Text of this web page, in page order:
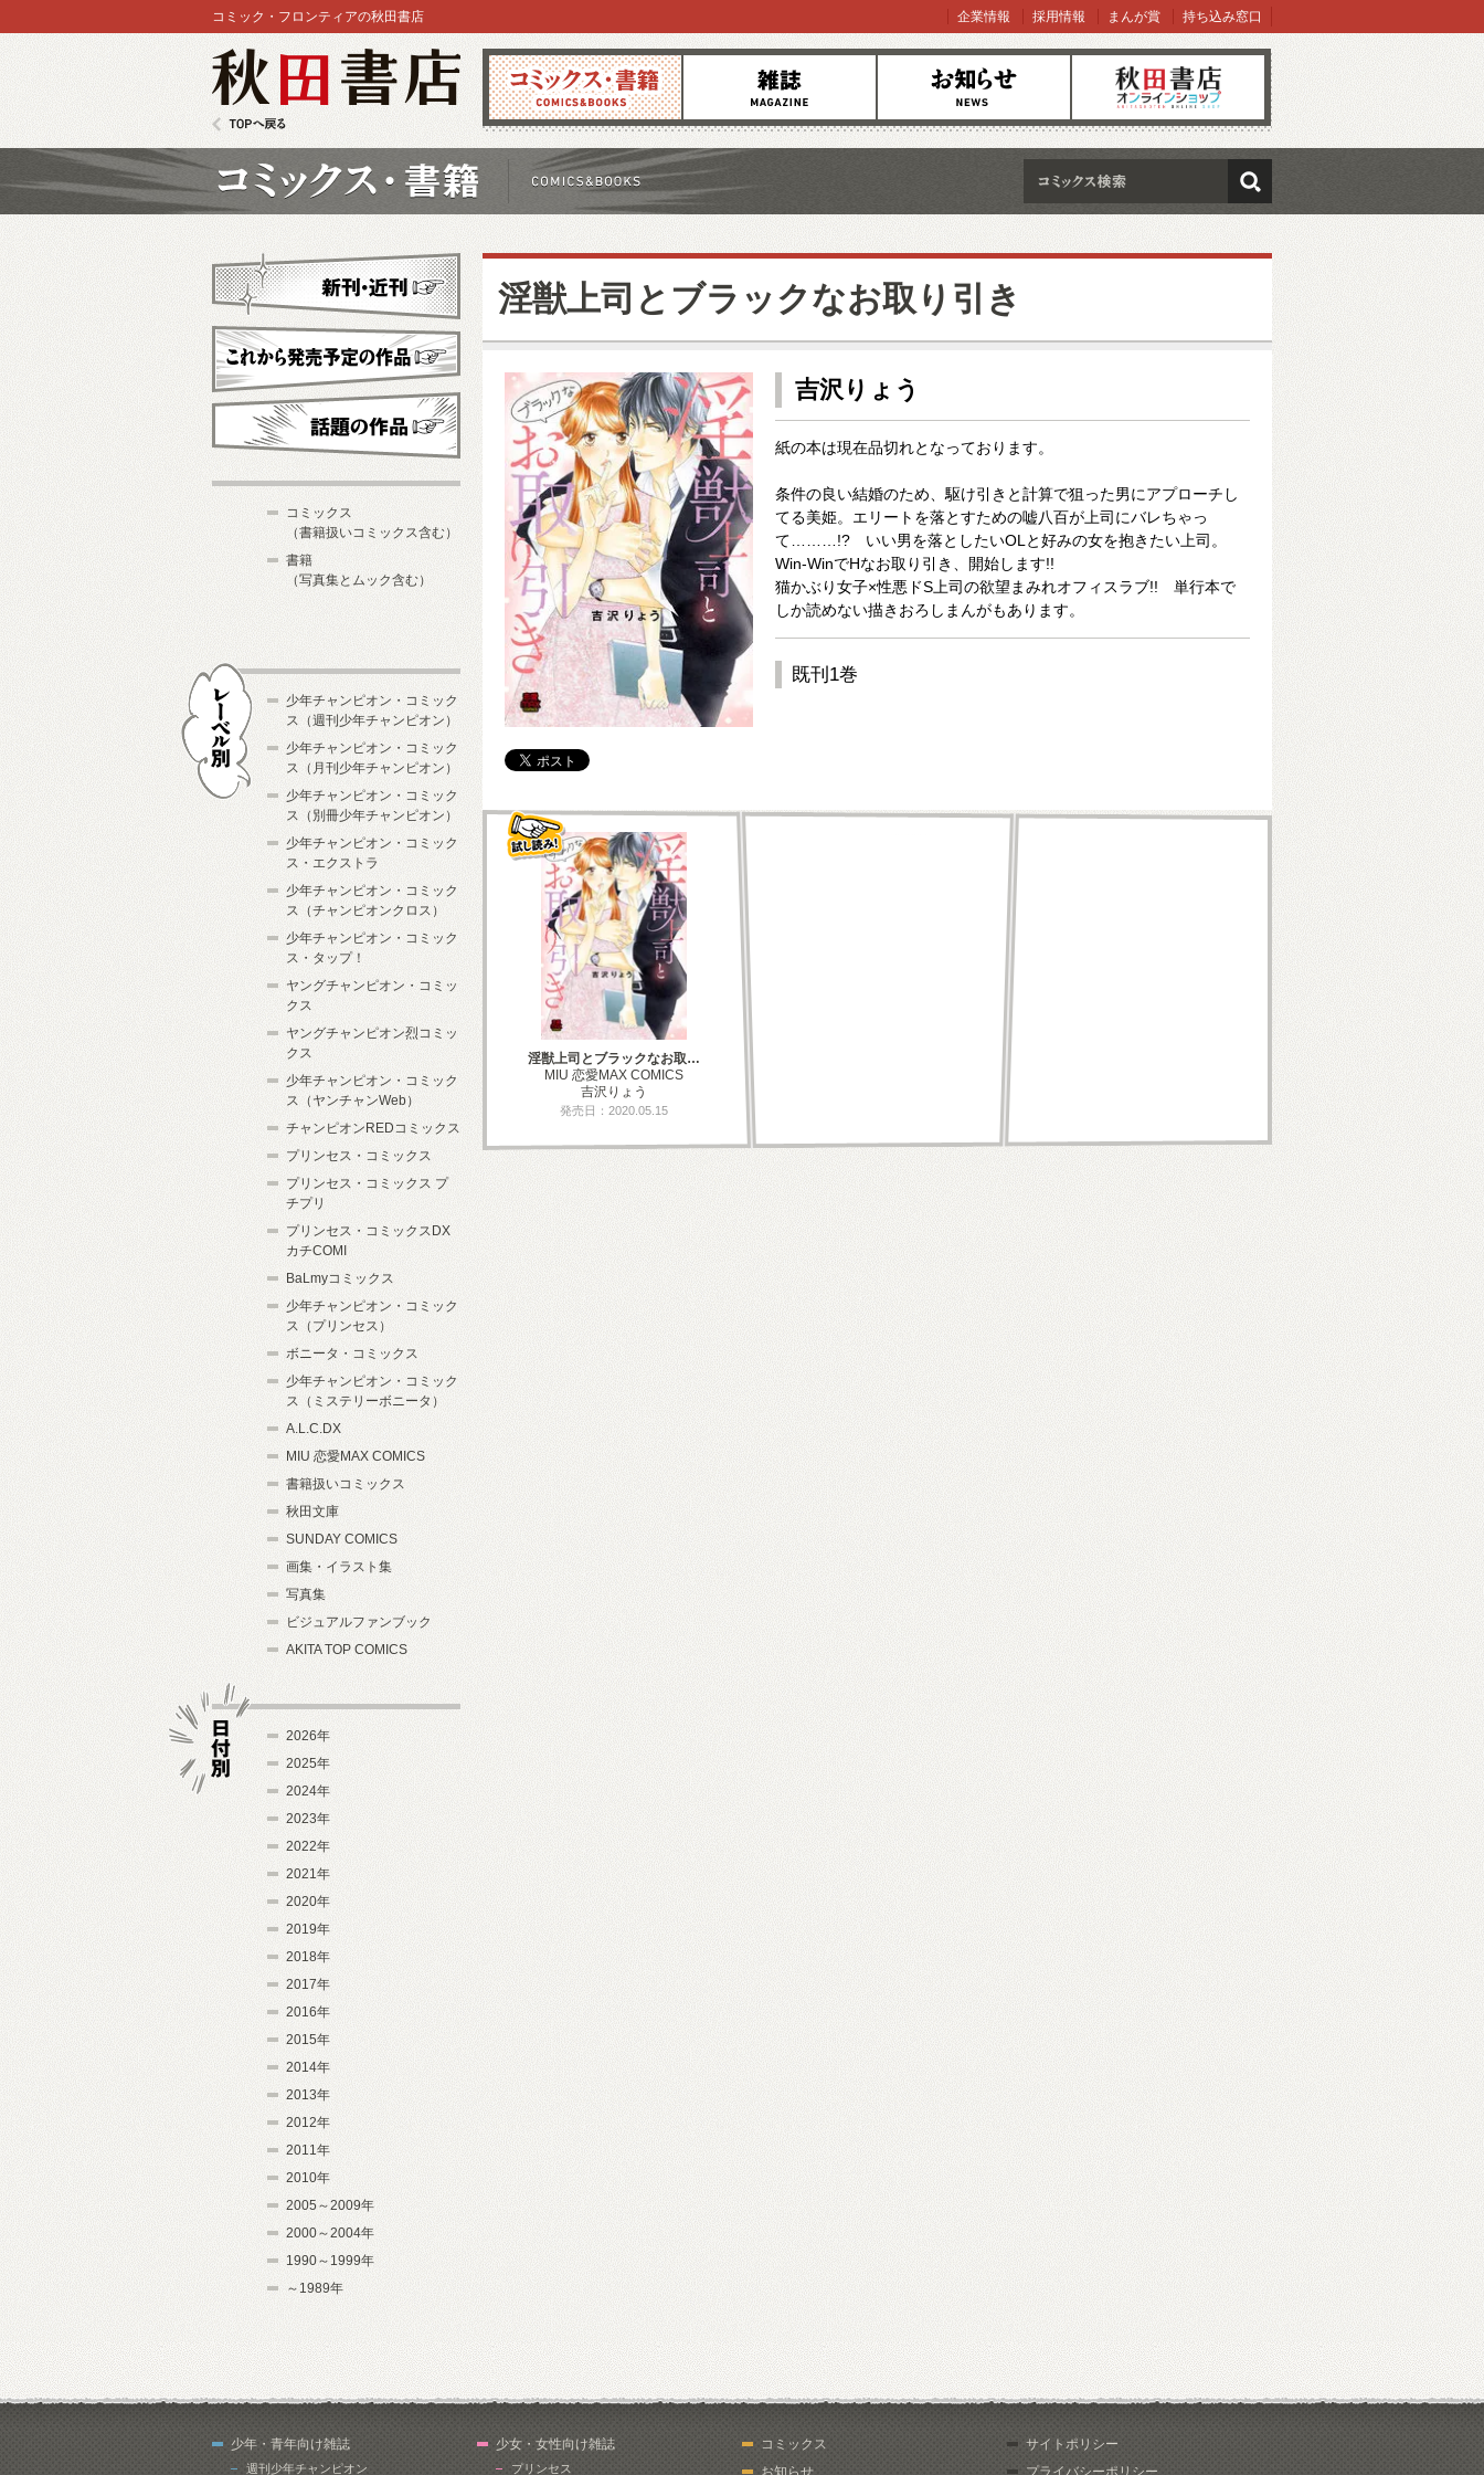
コミックス 雑誌 お知らせ オンラインショップ
コミック・フロンティアの秋田書店 企業情報 採用情報 まんが賞 持ち込み窓口
検索
淫獣上司とブラックなお取り引き
吉沢りょう
紙の本は現在品切れとなっております。
条件の良い結婚のため、駆け引きと計算で狙った男にアプローチし
てる美姫。エリートを落とすための嘘八百が上司にバレちゃっ
て………!? いい男を落としたいOLと好みの女を抱きたい上司。
Win-WinでHなお取り引き、開始します!!
猫かぶり女子×性悪ドS上司の欲望まみれオフィスラブ!! 単行本で
しか読めない描きおろしまんがもあります。
既刊1巻
淫獣上司とブラックなお取…
MIU 恋愛MAX COMICS
吉沢りょう
発売日：2020.05.15
新刊・近刊
これから発売予定
コミックス
（書籍扱いコミックス含む）
書籍
（写真集とムック含む）
少年チャンピオン・コミック
ス（週刊少年チャンピオン）
少年チャンピオン・コミック
ス（月刊少年チャンピオン）
少年チャンピオン・コミック
ス（別冊少年チャンピオン）
少年チャンピオン・コミック
ス・エクストラ
少年チャンピオン・コミック
ス（チャンピオンクロス）
少年チャンピオン・コミック
ス・タップ！
ヤングチャンピオン・コミッ
クス
ヤングチャンピオン烈コミッ
クス
少年チャンピオン・コミック
ス（ヤンチャンWeb）
チャンピオンREDコミックス
プリンセス・コミックス
プリンセス・コミックス プ
チプリ
プリンセス・コミックスDX
カチCOMI
BaLmyコミックス
少年チャンピオン・コミック
ス（プリンセス）
ボニータ・コミックス
少年チャンピオン・コミック
ス（ミステリーボニータ）
A.L.C.DX
MIU 恋愛MAX COMICS
書籍扱いコミックス
秋田文庫
SUNDAY COMICS
画集・イラスト集
写真集
ビジュアルファンブック
AKITA TOP COMICS
2026年
2025年
2024年
2023年
2022年
2021年
2020年
2019年
2018年
2017年
2016年
2015年
2014年
2013年
2012年
2011年
2010年
2005～2009年
2000～2004年
1990～1999年
～1989年
少年・青年向け雑誌
週刊少年チャンピオン
少女・女性向け雑誌
プリンセス
コミックス
お知らせ
サイトポリシー
プライバシーポリシー